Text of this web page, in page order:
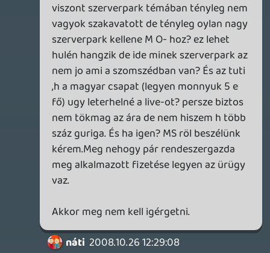
warez dumát.
1. Nyugaton is megy a warez, nem is kicsit.
2. Semmilyen módon nem tudják mérni a
magyar játékosok eredeti gammáinak
mennyiségét, mert 90%-unk vagy nem
hivatalos viszonteladótól, vagy külföldről,
vagy használtat vásárol.
3. Szerintem fordítva ülnek a lovon. Meg
kell csinálni a hivatalos Live-ot és utána
"minden pillanatban" (nem 2 évente 1x-2x).
Könyörtelenül bannolni.
2008.10.26 12:29:08
a Live bevezetése több száz milliós
Saját szerverpark kiépítése, újabb
alkalmazottak felvétele, support + ezek
fizetése, aztán megoldani, hogy a helyi
összes bankkártyát elfogadja a rendszer